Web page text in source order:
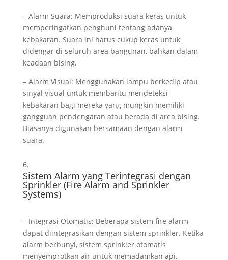
– Alarm Suara: Memproduksi suara keras untuk
memperingatkan penghuni tentang adanya
kebakaran. Suara ini harus cukup keras untuk
didengar di seluruh area bangunan, bahkan dalam
keadaan bising.
– Alarm Visual: Menggunakan lampu berkedip atau
sinyal visual untuk membantu mendeteksi
kebakaran bagi mereka yang mungkin memiliki
gangguan pendengaran atau berada di area bising.
Biasanya digunakan bersamaan dengan alarm
suara.
Sistem Alarm yang Terintegrasi dengan
Sprinkler (Fire Alarm and Sprinkler
Systems)
– Integrasi Otomatis: Beberapa sistem fire alarm
dapat diintegrasikan dengan sistem sprinkler. Ketika
alarm berbunyi, sistem sprinkler otomatis
menyemprotkan air untuk memadamkan api,